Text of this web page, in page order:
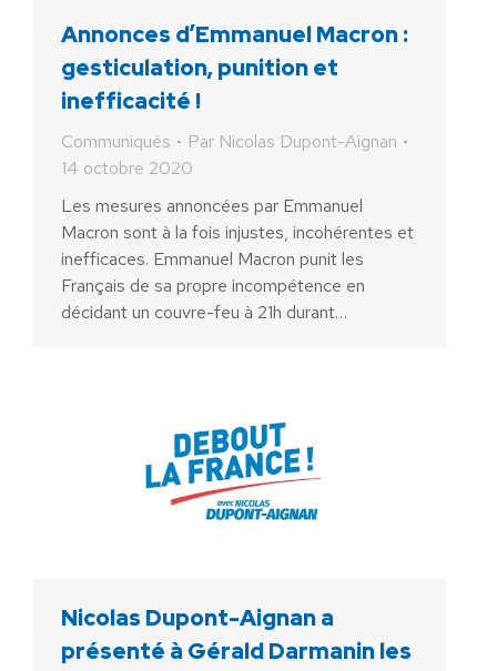
Annonces d’Emmanuel Macron :
gesticulation, punition et
inefficacité !
Communiqués Par Nicolas Dupont-Aignan
14 octobre 2020
Les mesures annoncées par Emmanuel
Macron sont à la fois injustes, incohérentes et
inefficaces. Emmanuel Macron punit les
Français de sa propre incompétence en
décidant un couvre-feu à 21h durant…
Nicolas Dupont-Aignan a
présenté à Gérald Darmanin les